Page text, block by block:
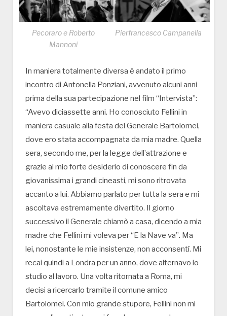
Pecoraro e Roberto
Mannoni
Pierfrancesco Campanella
In maniera totalmente diversa è andato il primo
incontro di Antonella Ponziani, avvenuto alcuni anni
prima della sua partecipazione nel film “Intervista”:
“Avevo diciassette anni. Ho conosciuto Fellini in
maniera casuale alla festa del Generale Bartolomei,
dove ero stata accompagnata da mia madre. Quella
sera, secondo me, per la legge dell’attrazione e
grazie al mio forte desiderio di conoscere fin da
giovanissima i grandi cineasti, mi sono ritrovata
accanto a lui. Abbiamo parlato per tutta la sera e mi
ascoltava estremamente divertito. Il giorno
successivo il Generale chiamò a casa, dicendo a mia
madre che Fellini mi voleva per “E la Nave va”. Ma
lei, nonostante le mie insistenze, non acconsentì. Mi
recai quindi a Londra per un anno, dove alternavo lo
studio al lavoro. Una volta ritornata a Roma, mi
decisi a ricercarlo tramite il comune amico
Bartolomei. Con mio grande stupore, Fellini non mi